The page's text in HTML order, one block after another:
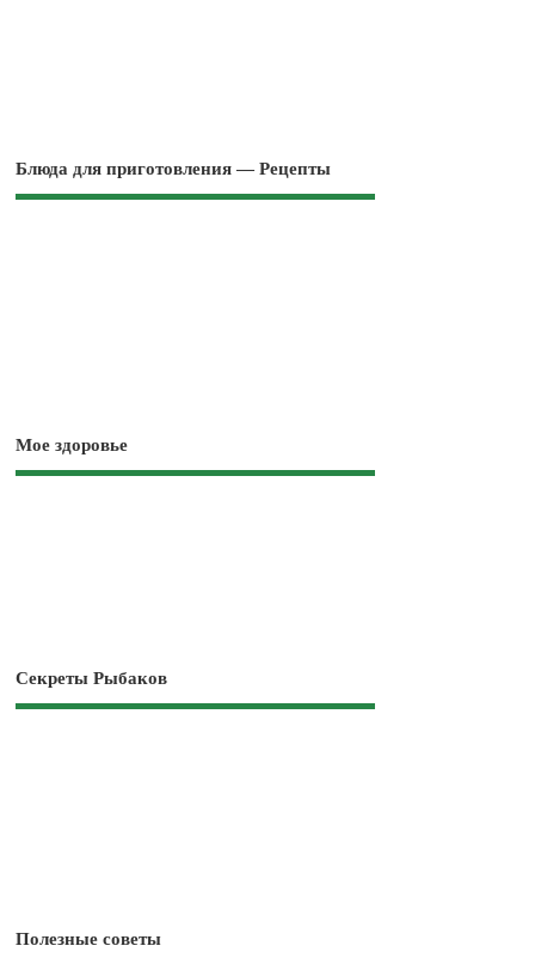
Блюда для приготовления — Рецепты
Мое здоровье
Секреты Рыбаков
Полезные советы